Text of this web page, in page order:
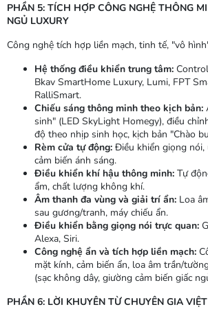
PHẦN 5: TÍCH HỢP CÔNG NGHỆ THÔNG
NGỦ LUXURY
Công nghệ tích hợp liền mạch, tinh tế, "vô
Hệ thống điều khiển trung tâm:
Bkav SmartHome Luxury, Lumi, FPT
RalliSmart.
Chiếu sáng thông minh theo kịch bản:
sinh" (LED SkyLight Homegy), điều
độ theo nhịp sinh học, kịch bản "Chào
Rèm cửa tự động: Điều khiển giọng
cảm biến ánh sáng.
Điều khiển khí hậu thông minh: Tự
ẩm, chất lượng không khí.
Âm thanh đa vùng và giải trí ẩn: Loa
sau gương/tranh, máy chiếu ẩn.
Điều khiển bằng giọng nói trực quan:
Alexa, Siri.
Công nghệ ẩn và tích hợp liền mạch:
mặt kính, cảm biến ẩn, loa âm trần/
(sạc không dây, giường cảm biến giấc
PHẦN 6: LỜI KHUYÊN TỪ CHUYÊN GIA